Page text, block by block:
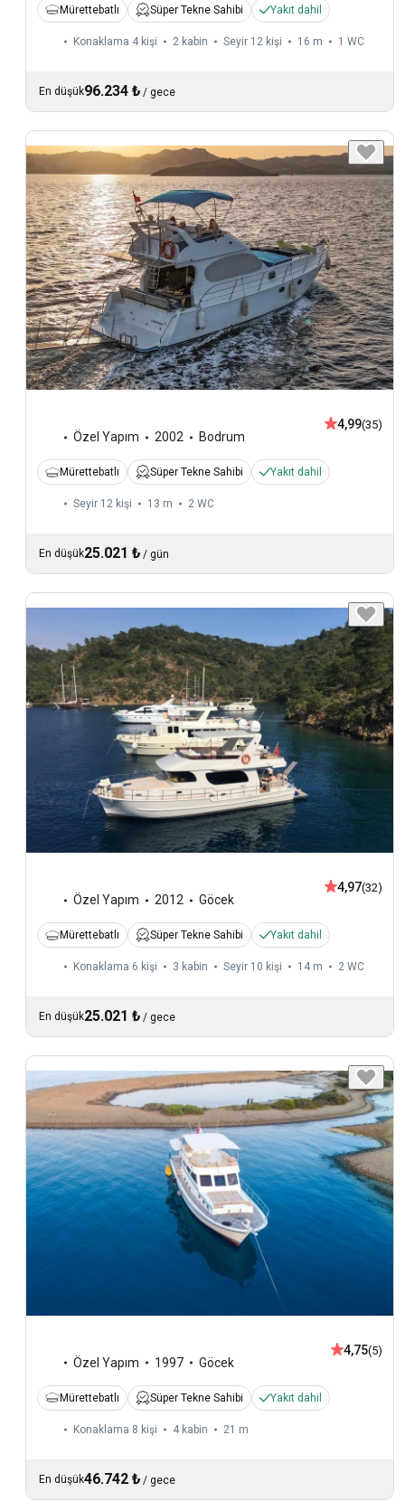
Mürettebatlı Süper Tekne Sahibi Yakıt dahil
Konaklama 4 kişi 2 kabin Seyir 12 kişi 16 m 1 WC
En düşük96.234 ₺ / gece
Özel Yapım 2002 Bodrum
4,99(35)
Mürettebatlı Süper Tekne Sahibi Yakıt dahil
Seyir 12 kişi 13 m 2 WC
En düşük25.021 ₺ / gün
Özel Yapım 2012 Göcek
4,97(32)
Mürettebatlı Süper Tekne Sahibi Yakıt dahil
Konaklama 6 kişi 3 kabin Seyir 10 kişi 14 m 2 WC
En düşük25.021 ₺ / gece
Özel Yapım 1997 Göcek
4,75(5)
Mürettebatlı Süper Tekne Sahibi Yakıt dahil
Konaklama 8 kişi 4 kabin 21 m
En düşük46.742 ₺ / gece